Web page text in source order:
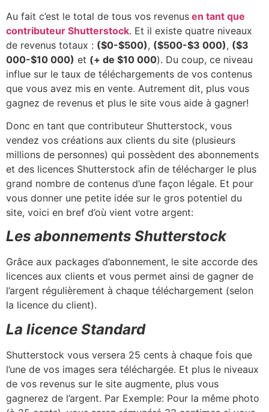
Au fait c’est le total de tous vos revenus en tant que
contributeur Shutterstock. Et il existe quatre niveaux
de revenus totaux : ($0-$500), ($500-$3 000), ($3
000-$10 000) et (+ de $10 000). Du coup, ce niveau
influe sur le taux de téléchargements de vos contenus
que vous avez mis en vente. Autrement dit, plus vous
gagnez de revenus et plus le site vous aide à gagner!
Donc en tant que contributeur Shutterstock, vous
vendez vos créations aux clients du site (plusieurs
millions de personnes) qui possèdent des abonnements
et des licences Shutterstock afin de télécharger le plus
grand nombre de contenus d’une façon légale. Et pour
vous donner une petite idée sur le gros potentiel du
site, voici en bref d’où vient votre argent:
Les abonnements Shutterstock
Grâce aux packages d’abonnement, le site accorde des
licences aux clients et vous permet ainsi de gagner de
l’argent régulièrement à chaque téléchargement (selon
la licence du client).
La licence Standard
Shutterstock vous versera 25 cents à chaque fois que
l’une de vos images sera téléchargée. Et plus le niveaux
de vos revenus sur le site augmente, plus vous
gagnerez de l’argent. Par Exemple: Pour la même photo